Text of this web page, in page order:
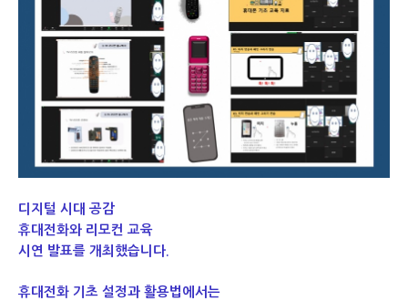
디지털 시대 공감
휴대전화와 리모컨 교육
시연 발표를 개최했습니다.
휴대전화 기초 설정과 활용법에서는